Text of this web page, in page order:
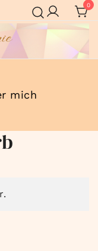
0
mich